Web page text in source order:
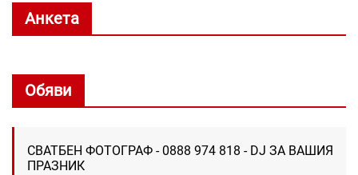
Анкета
Обяви
СВАТБЕН ФОТОГРАФ - 0888 974 818 - DJ ЗА ВАШИЯ
ПРАЗНИК